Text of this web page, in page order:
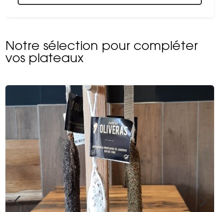
Notre sélection pour compléter
vos plateaux